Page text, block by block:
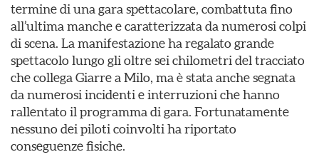
termine di una gara spettacolare, combattuta fino
all’ultima manche e caratterizzata da numerosi colpi
di scena. La manifestazione ha regalato grande
spettacolo lungo gli oltre sei chilometri del tracciato
che collega Giarre a Milo, ma è stata anche segnata
da numerosi incidenti e interruzioni che hanno
rallentato il programma di gara. Fortunatamente
nessuno dei piloti coinvolti ha riportato
conseguenze fisiche.